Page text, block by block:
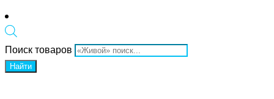
Поиск товаров
Найти